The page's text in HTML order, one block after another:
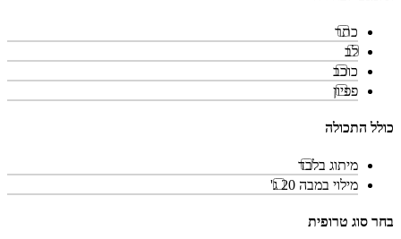
כתר
לב
כוכב
פפיון
כולל התכולה
מיתוג בלבד
מילוי במבה 20 ג'
בחר סוג טרופית